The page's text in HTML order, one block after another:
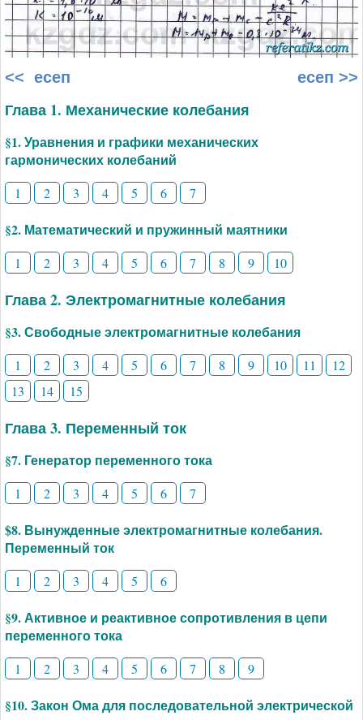
<< есеп есеп >>
Глава 1. Механические колебания
§1. Уравнения и графики механических
гармонических колебаний
1 2 3 4 5 6 7
§2. Математический и пружинный маятники
1 2 3 4 5 6 7 8 9 10
Глава 2. Электромагнитные колебания
§3. Свободные электромагнитные колебания
1 2 3 4 5 6 7 8 9 10 11
12
13
14 15
Глава 3. Переменный ток
§7. Генератор переменного тока
1 2 3 4 5 6 7
$8. Вынужденные электромагнитные колебания.
Переменный ток
1 2 3 4 5 6
§9. Активное и реактивное сопротивления в цепи
переменного тока
1 2 3 4 5 6 7 8 9
§10. Закон Ома для последовательной электрической